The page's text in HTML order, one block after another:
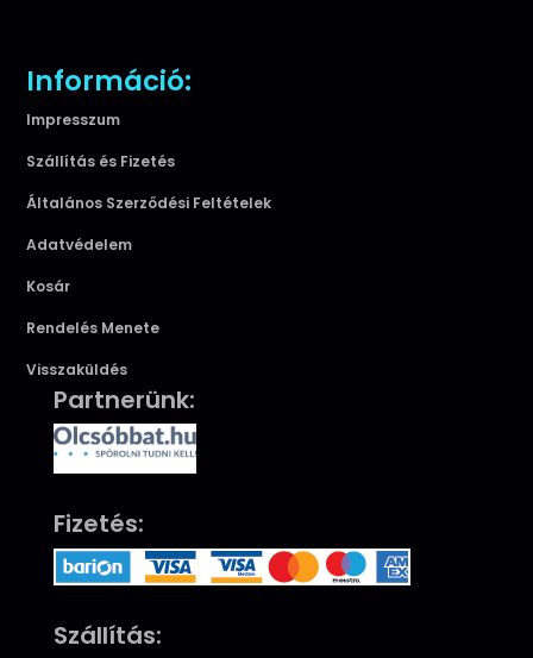
Információ:
Impresszum
Szállítás és Fizetés
Általános Szerződési Feltételek
Adatvédelem
Kosár
Rendelés Menete
Visszaküldés
Partnerünk:
Fizetés:
Szállítás: